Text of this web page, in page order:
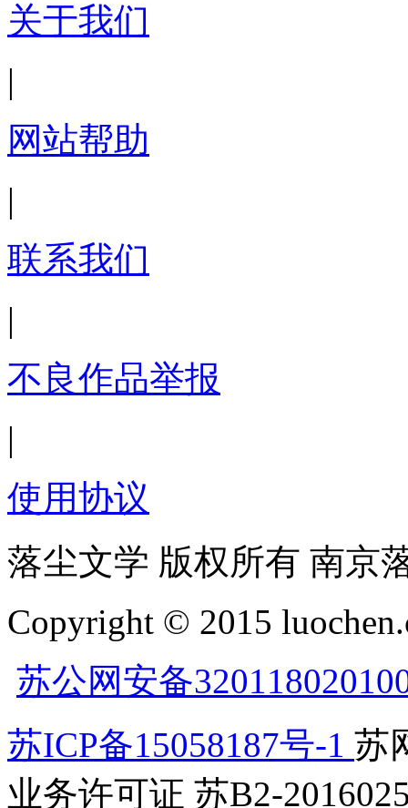
关于我们
|
网站帮助
|
联系我们
|
不良作品举报
|
使用协议
落尘文学 版权所有 南京
Copyright © 2015
苏公网安备
苏ICP备15058187号-1 苏
业务许可证 苏B2-